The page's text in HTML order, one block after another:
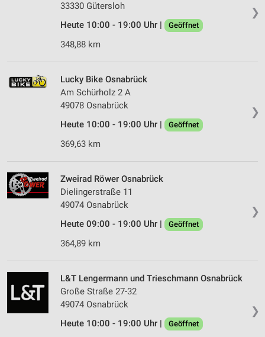
❯
33330 Gütersloh
Heute 10:00 - 19:00 Uhr |
Geöffnet
348,88 km
❯
Lucky Bike Osnabrück
Am Schürholz 2 A
49078 Osnabrück
Heute 10:00 - 19:00 Uhr |
Geöffnet
369,63 km
❯
Zweirad Röwer Osnabrück
Dielingerstraße 11
49074 Osnabrück
Heute 09:00 - 19:00 Uhr |
Geöffnet
364,89 km
❯
L&T Lengermann und Trieschmann Osnabrück
Große Straße 27-32
49074 Osnabrück
Heute 10:00 - 19:00 Uhr |
Geöffnet